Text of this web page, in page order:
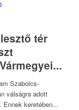
tér
Szabolcs-
válságra adott
Ennek keretében...